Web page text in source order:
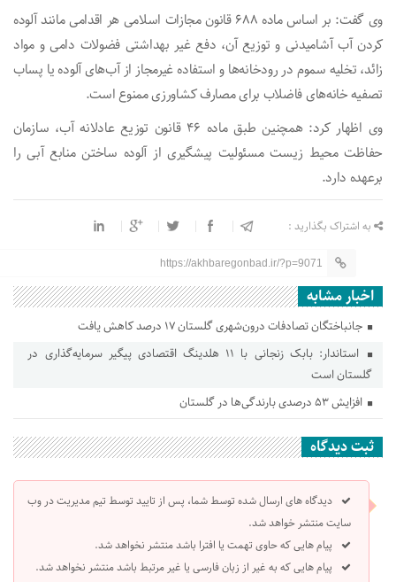
وی گفت: بر اساس ماده ۶۸۸ قانون مجازات اسلامی هر اقدامی مانند آلوده
کردن آب آشامیدنی و توزیع آن، دفع غیر بهداشتی فضولات دامی و مواد
زائد، تخلیه سموم در رودخانه‌ها و استفاده غیرمجاز از آب‌های آلوده یا پساب
تصفیه خانه‌های فاضلاب برای مصارف کشاورزی ممنوع است.
وی اظهار کرد: همچنین طبق ماده ۴۶ قانون توزیع عادلانه آب، سازمان
حفاظت محیط زیست مسئولیت پیشگیری از آلوده ساختن منابع آبی را
برعهده دارد.
به اشتراک بگذارید :
https://akhbaregonbad.ir/?p=9071
اخبار مشابه
جانباختگان تصادفات درون‌شهری گلستان ۱۷ درصد کاهش یافت
استاندار: بابک زنجانی با ۱۱ هلدینگ اقتصادی پیگیر سرمایه‌گذاری در
گلستان است
افزایش ۵۳ درصدی بارندگی‌ها در گلستان
ثبت دیدگاه
دیدگاه های ارسال شده توسط شما، پس از تایید توسط تیم مدیریت در وب
سایت منتشر خواهد شد.
پیام هایی که حاوی تهمت یا افترا باشد منتشر نخواهد شد.
پیام هایی که به غیر از زبان فارسی یا غیر مرتبط باشد منتشر نخواهد شد.